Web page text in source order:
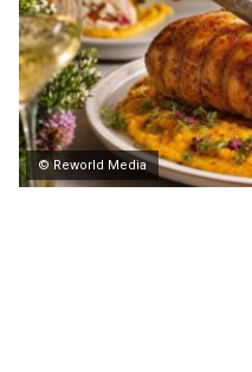
© Reworld Media